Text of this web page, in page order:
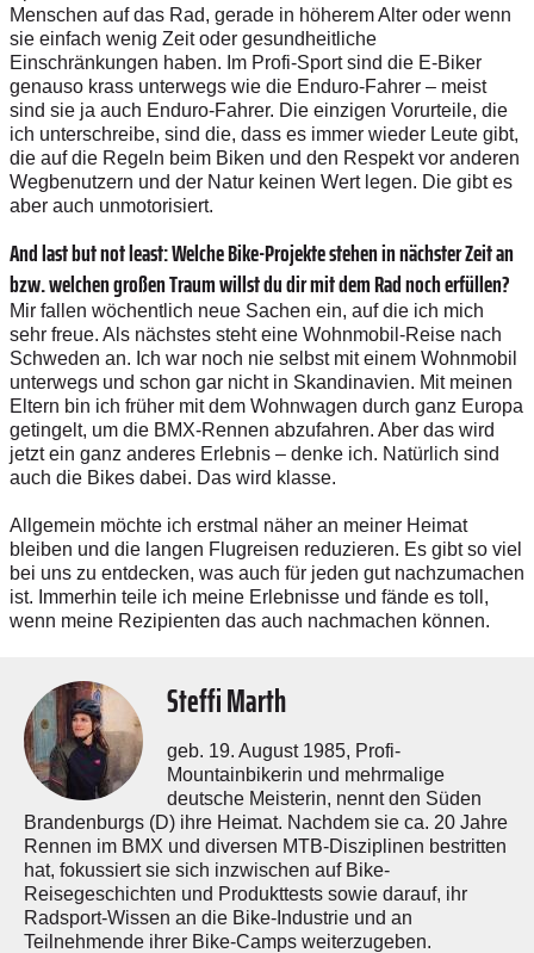
Menschen auf das Rad, gerade in höherem Alter oder wenn
sie einfach wenig Zeit oder gesundheitliche
Einschränkungen haben. Im Profi-Sport sind die E-Biker
genauso krass unterwegs wie die Enduro-Fahrer – meist
sind sie ja auch Enduro-Fahrer. Die einzigen Vorurteile, die
ich unterschreibe, sind die, dass es immer wieder Leute gibt,
die auf die Regeln beim Biken und den Respekt vor anderen
Wegbenutzern und der Natur keinen Wert legen. Die gibt es
aber auch unmotorisiert.
And last but not least: Welche Bike-­Projekte stehen in nächster Zeit an
bzw. welchen großen Traum willst du dir mit dem Rad noch erfüllen?
Mir fallen wöchentlich neue Sachen ein, auf die ich mich
sehr freue. Als nächstes steht eine Wohnmobil-Reise nach
Schweden an. Ich war noch nie selbst mit einem Wohnmobil
unterwegs und schon gar nicht in Skandinavien. Mit meinen
Eltern bin ich früher mit dem Wohnwagen durch ganz Europa
getingelt, um die BMX-Rennen abzufahren. Aber das wird
jetzt ein ganz anderes Erlebnis – denke ich. Natürlich sind
auch die Bikes dabei. Das wird klasse.
Allgemein möchte ich erstmal näher an meiner Heimat
bleiben und die langen Flugreisen reduzieren. Es gibt so viel
bei uns zu entdecken, was auch für jeden gut nachzumachen
ist. Immerhin teile ich meine Erlebnisse und fände es toll,
wenn meine Rezipienten das auch nachmachen können.
Steffi Marth
geb. 19. August 1985, Profi-
Mountainbikerin und mehrmalige
deutsche Meisterin, nennt den Süden
Brandenburgs (D) ihre Heimat. Nachdem sie ca. 20 Jahre
Rennen im BMX und diversen MTB-Disziplinen bestritten
hat, fokussiert sie sich inzwischen auf Bike-
Reisegeschichten und Produkttests sowie darauf, ihr
Radsport-Wissen an die Bike-Industrie und an
Teilnehmende ihrer Bike-Camps weiterzugeben.